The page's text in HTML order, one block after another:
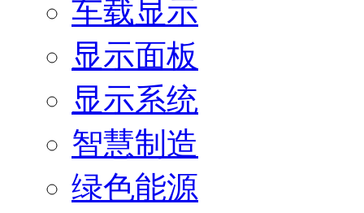
车载显示
显示面板
显示系统
智慧制造
绿色能源